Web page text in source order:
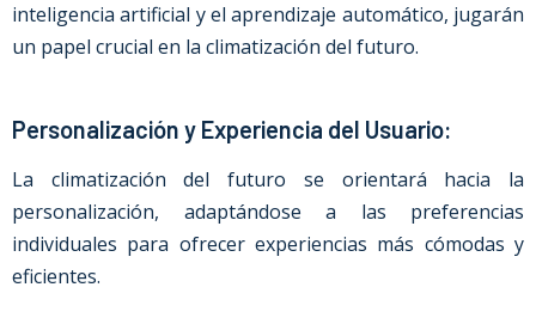
inteligencia artificial y el aprendizaje automático, jugarán
un papel crucial en la climatización del futuro.
Personalización y Experiencia del Usuario:
La climatización del futuro se orientará hacia la
personalización, adaptándose a las preferencias
individuales para ofrecer experiencias más cómodas y
eficientes.